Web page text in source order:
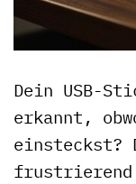
Dein USB-
erkannt,
einsteckst?
frustrierend